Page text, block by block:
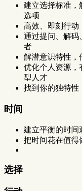
建立选择标准，
选项
高效、即刻行动
通过提问、解码
者
解潜意识特性，
优化个人资源，
型人才
找到你的独特性
时间
建立平衡的时间
把时间花在值得
选择